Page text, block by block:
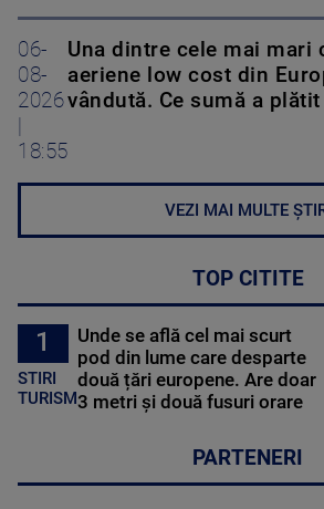
06-
08-
2026
18:55
Una dintre cele mai mari
aeriene low cost din
vândută. Ce sumă a
VEZI MAI MULTE
TOP CITITE
1
STIRI
TURISM
Unde se află cel mai scurt
pod din lume care desparte
două țări europene. Are doar
3 metri și două fusuri orare
PARTENERI